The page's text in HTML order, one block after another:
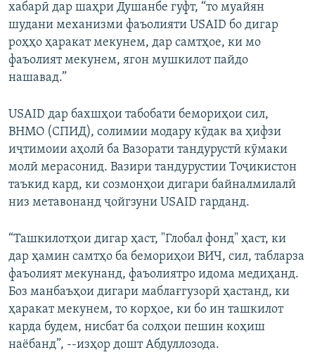
хабарӣ дар шаҳри Душанбе гуфт, “то муайян
шудани механизми фаъолияти USAID бо дигар
роҳҳо ҳаракат мекунем, дар самтҳое, ки мо
фаъолият мекунем, ягон мушкилот пайдо
нашавад.”
USAID дар бахшҳои табобати бемориҳои сил,
ВНМО (СПИД), солимии модару кӯдак ва ҳифзи
иҷтимоии аҳолӣ ба Вазорати тандурустӣ кӯмаки
молӣ мерасонид. Вазири тандурустии Тоҷикистон
таъкид кард, ки созмонҳои дигари байналмилалӣ
низ метавонанд ҷойгзуни USAID гарданд.
“Ташкилотҳои дигар ҳаст, "Глобал фонд" ҳаст, ки
дар ҳамин самтҳо ба бемориҳои ВИЧ, сил, табларза
фаъолият мекунанд, фаъолиятро идома медиҳанд.
Боз манбаъҳои дигари маблағгузорӣ ҳастанд, ки
ҳаракат мекунем, то корҳое, ки бо ин ташкилот
карда будем, нисбат ба солҳои пешин коҳиш
наёбанд”, --изҳор дошт Абдуллозода.